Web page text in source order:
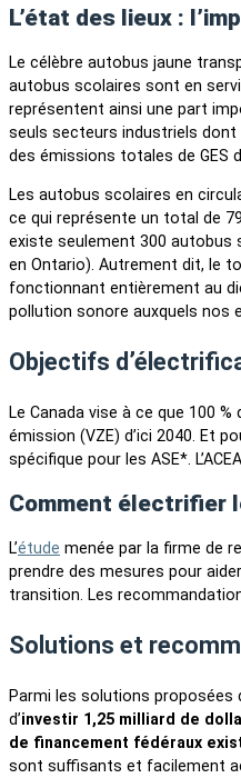
L’état des lieux :
Le célèbre autobus jaune
autobus scolaires sont en
représentent ainsi une part
seuls secteurs industriels
des émissions totales de GES
Les autobus scolaires en
ce qui représente un total de
existe seulement 300 autobus
en Ontario). Autrement dit, le
fonctionnant entièrement au
pollution sonore auxquels nos
Objectifs
Le Canada vise à ce que 100
émission (VZE) d’ici 2040. Et
spécifique pour les ASE*.
Comment électrifier
L’étude menée par la firme de
prendre des mesures pour
transition. Les
Solutions et
Parmi les solutions proposées
d’investir 1,25 milliard de
de financement fédéraux
sont suffisants et facilement